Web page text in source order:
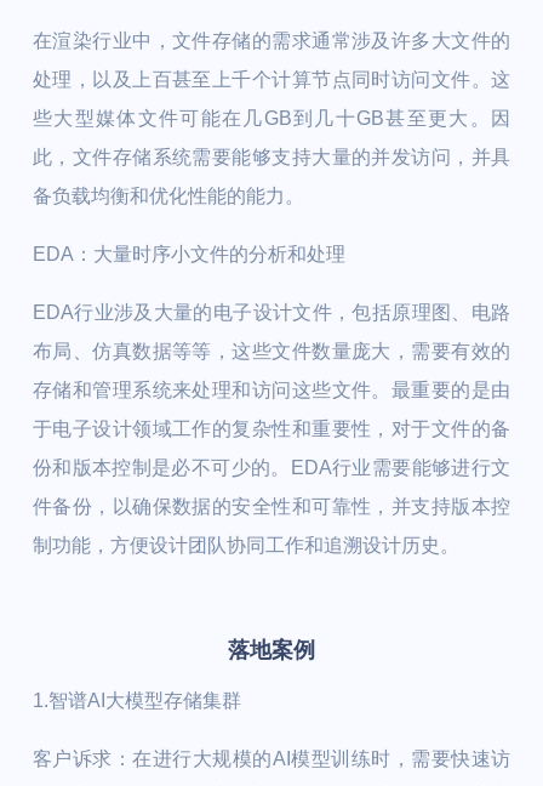
在渲染行业中，文件存储的需求通常涉及许多大文件的
处理，以及上百甚至上千个计算节点同时访问文件。这
些大型媒体文件可能在几GB到几十GB甚至更大。因
此，文件存储系统需要能够支持大量的并发访问，并具
备负载均衡和优化性能的能力。
EDA：大量时序小文件的分析和处理
EDA行业涉及大量的电子设计文件，包括原理图、电路
布局、仿真数据等等，这些文件数量庞大，需要有效的
存储和管理系统来处理和访问这些文件。最重要的是由
于电子设计领域工作的复杂性和重要性，对于文件的备
份和版本控制是必不可少的。EDA行业需要能够进行文
件备份，以确保数据的安全性和可靠性，并支持版本控
制功能，方便设计团队协同工作和追溯设计历史。
落地案例
1.智谱AI大模型存储集群
客户诉求：在进行大规模的AI模型训练时，需要快速访